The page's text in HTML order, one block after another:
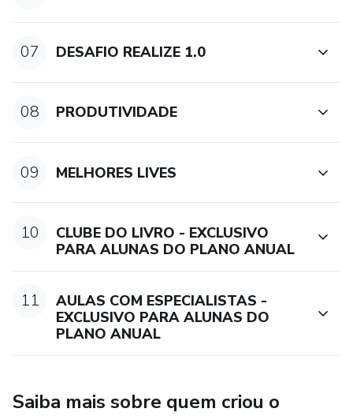
07 DESAFIO REALIZE 1.0
08 PRODUTIVIDADE
09 MELHORES LIVES
10
CLUBE DO LIVRO - EXCLUSIVO
PARA ALUNAS DO PLANO ANUAL
11
AULAS COM ESPECIALISTAS -
EXCLUSIVO PARA ALUNAS DO
PLANO ANUAL
Saiba mais sobre quem criou o